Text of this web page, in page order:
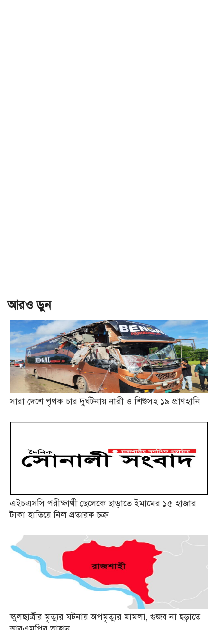
আরও ড়ুন
সারা দেশে পৃথক চার দুর্ঘটনায় নারী ও শিশুসহ ১৯ প্রাণহানি
এইচএসসি পরীক্ষার্থী ছেলেকে ছাড়াতে ইমামের ১৫ হাজার
টাকা হাতিয়ে নিল প্রতারক চক্র
স্কুলছাত্রীর মৃত্যুর ঘটনায় অপমৃত্যুর মামলা, গুজব না ছড়াতে